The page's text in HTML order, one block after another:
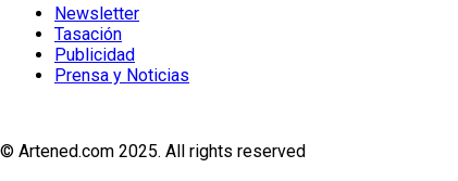
Newsletter
Tasación
Publicidad
Prensa y Noticias
© Artened.com 2025. All rights reserved